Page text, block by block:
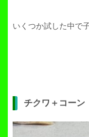
いくつか試した中で
チクワ＋コーン